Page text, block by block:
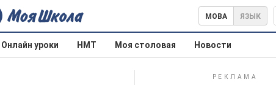
МОВА ЯЗЫК
Онлайн уроки НМТ Моя столовая Новости